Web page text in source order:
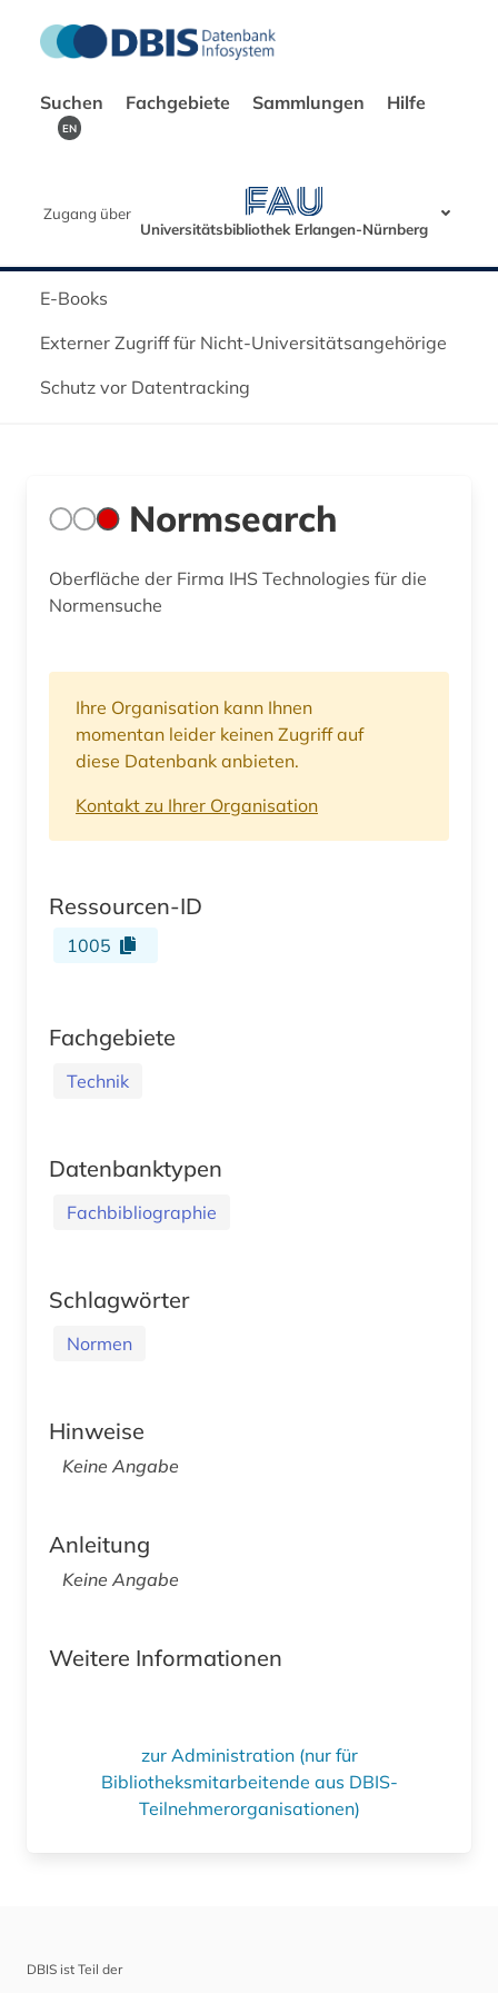
Suchen Fachgebiete Sammlungen Hilfe
EN
Zugang über
Universitätsbibliothek Erlangen-Nürnberg
E-Books
Externer Zugriff für Nicht-Universitätsangehörige
Schutz vor Datentracking
Normsearch
Oberfläche der Firma IHS Technologies für die
Normensuche
Ihre Organisation kann Ihnen
momentan leider keinen Zugriff auf
diese Datenbank anbieten.
Kontakt zu Ihrer Organisation
Ressourcen-ID
1005
Fachgebiete
Technik
Datenbanktypen
Fachbibliographie
Schlagwörter
Normen
Hinweise
Keine Angabe
Anleitung
Keine Angabe
Weitere Informationen
zur Administration (nur für
Bibliotheksmitarbeitende aus DBIS-
Teilnehmerorganisationen)
DBIS ist Teil der